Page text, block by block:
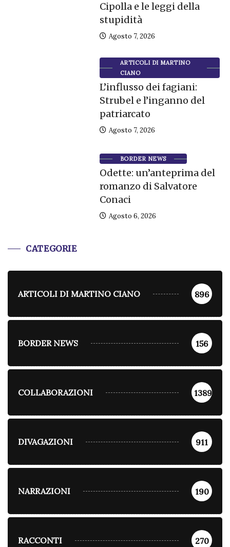
Cipolla e le leggi della
stupidità
Agosto 7, 2026
ARTICOLI DI MARTINO
CIANO
L’influsso dei fagiani:
Strubel e l’inganno del
patriarcato
Agosto 7, 2026
BORDER NEWS
Odette: un’anteprima del
romanzo di Salvatore
Conaci
Agosto 6, 2026
CATEGORIE
ARTICOLI DI MARTINO CIANO 896
BORDER NEWS 156
COLLABORAZIONI 1389
DIVAGAZIONI 911
NARRAZIONI 190
RACCONTI 270